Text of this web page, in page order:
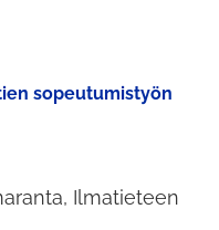
sopeutumistyön
Ilmatieteen